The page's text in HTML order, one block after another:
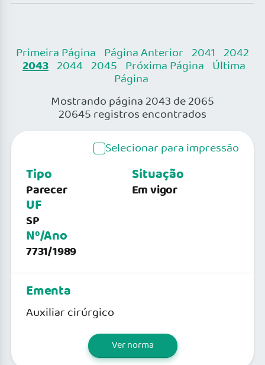
Primeira Página Página Anterior 2041 2042
2043 2044 2045 Próxima Página Última
Página
Mostrando página 2043 de 2065
20645 registros encontrados
Selecionar para impressão
Tipo
Parecer
UF
SP
Nº/Ano
7731/1989
Situação
Em vigor
Ementa
Auxiliar cirúrgico
Ver norma